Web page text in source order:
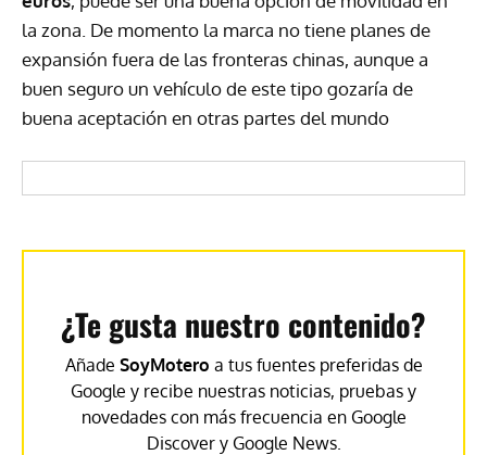
la zona. De momento la marca no tiene planes de
expansión fuera de las fronteras chinas, aunque a
buen seguro un vehículo de este tipo gozaría de
buena aceptación en otras partes del mundo
¿Te gusta nuestro contenido?
Añade SoyMotero a tus fuentes preferidas de
Google y recibe nuestras noticias, pruebas y
novedades con más frecuencia en Google
Discover y Google News.